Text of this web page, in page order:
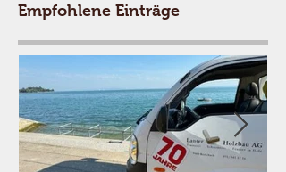
Empfohlene Einträge